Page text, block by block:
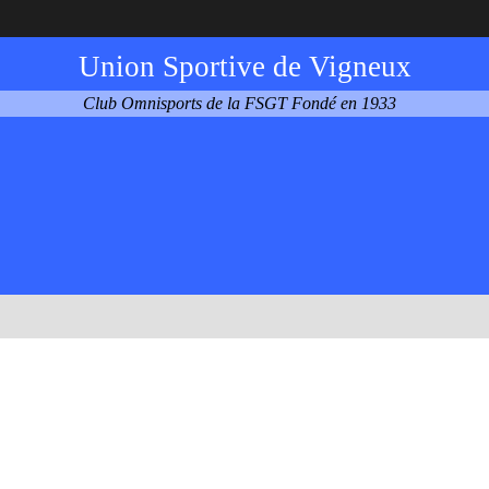
Union Sportive de Vigneux
Club Omnisports de la FSGT Fondé en 1933